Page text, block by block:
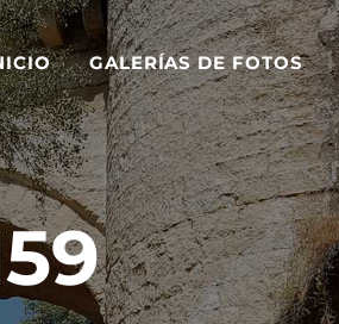
GALERÍAS DE FOTOS